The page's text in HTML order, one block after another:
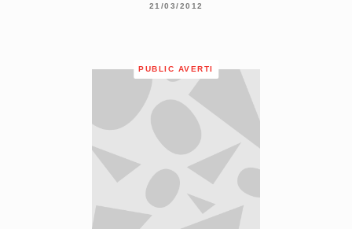
21/03/2012
PUBLIC AVERTI